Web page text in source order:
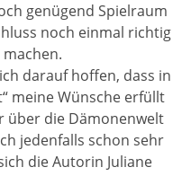
genügend Spielraum
noch einmal richtig
darauf hoffen, dass in
meine Wünsche erfüllt
über die Dämonenwelt
jedenfalls schon sehr
die Autorin Juliane